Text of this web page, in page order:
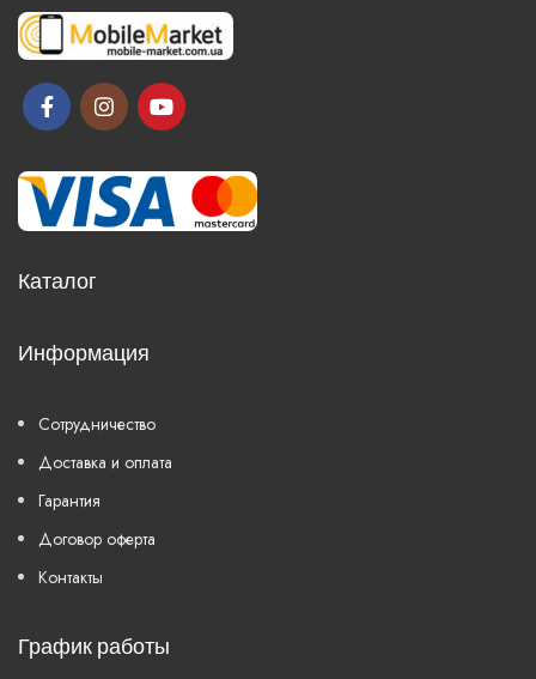
Каталог
Информация
Сотрудничество
Доставка и оплата
Гарантия
Договор оферта
Контакты
График работы